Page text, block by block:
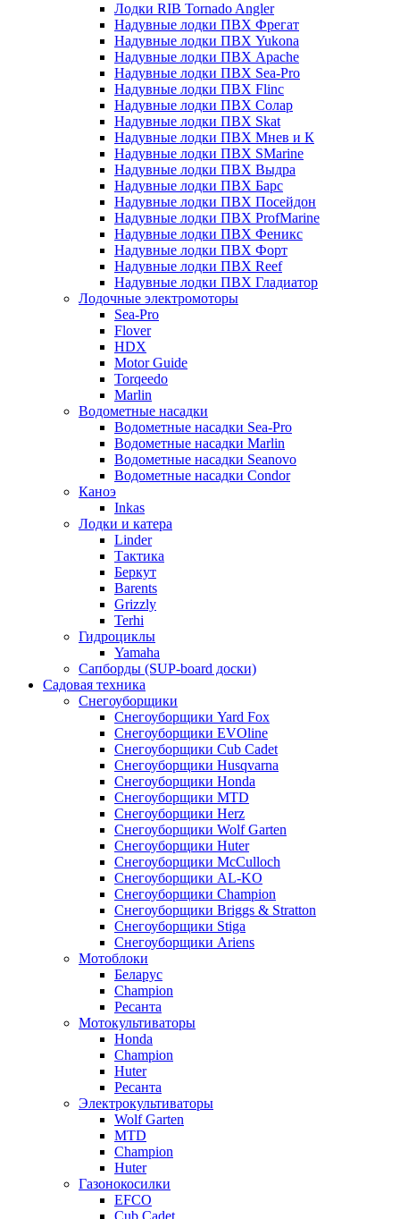
Лодки RIB Tornado Angler
Надувные лодки ПВХ Фрегат
Надувные лодки ПВХ Yukona
Надувные лодки ПВХ Apache
Надувные лодки ПВХ Sea-Pro
Надувные лодки ПВХ Flinc
Надувные лодки ПВХ Солар
Надувные лодки ПВХ Skat
Надувные лодки ПВХ Мнев и К
Надувные лодки ПВХ SMarine
Надувные лодки ПВХ Выдра
Надувные лодки ПВХ Барс
Надувные лодки ПВХ Посейдон
Надувные лодки ПВХ ProfMarine
Надувные лодки ПВХ Феникс
Надувные лодки ПВХ Форт
Надувные лодки ПВХ Reef
Надувные лодки ПВХ Гладиатор
Лодочные электромоторы
Sea-Pro
Flover
HDX
Motor Guide
Torqeedo
Marlin
Водометные насадки
Водометные насадки Sea-Pro
Водометные насадки Marlin
Водометные насадки Seanovo
Водометные насадки Condor
Каноэ
Inkas
Лодки и катера
Linder
Тактика
Беркут
Barents
Grizzly
Terhi
Гидроциклы
Yamaha
Сапборды (SUP-board доски)
Садовая техника
Снегоуборщики
Снегоуборщики Yard Fox
Снегоуборщики EVOline
Снегоуборщики Cub Cadet
Снегоуборщики Husqvarna
Снегоуборщики Honda
Снегоуборщики MTD
Снегоуборщики Herz
Снегоуборщики Wolf Garten
Снегоуборщики Huter
Снегоуборщики McCulloch
Снегоуборщики AL-KO
Снегоуборщики Champion
Снегоуборщики Briggs & Stratton
Снегоуборщики Stiga
Снегоуборщики Ariens
Мотоблоки
Беларус
Champion
Ресанта
Мотокультиваторы
Honda
Champion
Huter
Ресанта
Электрокультиваторы
Wolf Garten
MTD
Champion
Huter
Газонокосилки
EFCO
Cub Cadet